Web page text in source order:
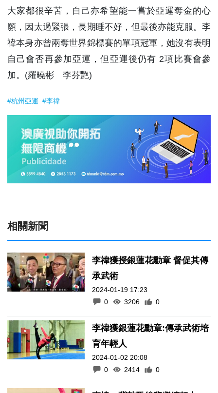
大家都很辛苦，自己亦希望能一嘗於亞運奪金的心
願，因太過緊張，長期睡不好，但最後亦能克服。李
禕本身亦曾兩奪世界錦標賽的單項冠軍，她沒有表明
自己會否再參加亞運，但亞運後仍有 2項比賽會參
加。(羅曉彬 李芬艷)
#杭州亞運 #李禕
相關新聞
李禕獲授銀蓮花勳章 督促其傳
承武術
2024-01-19 17:23
0
3206 0
李禕獲銀蓮花勳章:傳承武術培
育年輕人
2024-01-02 20:08
0
2414 0